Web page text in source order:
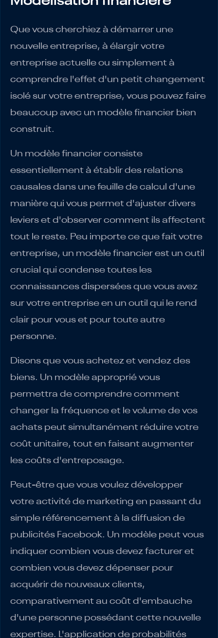
Que vous cherchiez à démarrer une
nouvelle entreprise, à élargir votre
entreprise actuelle ou simplement à
comprendre l'effet d'un petit changement
isolé sur votre entreprise, vous pouvez faire
beaucoup avec un modèle financier bien
construit.
Un modèle financier consiste
essentiellement à établir des relations
causales dans une feuille de calcul d'une
manière qui vous permet d'ajuster divers
leviers et d'observer comment ils affectent
tout le reste. Peu importe ce que fait votre
entreprise, un modèle financier est un outil
crucial qui condense toutes les
connaissances dispersées que vous avez
sur votre entreprise en un outil qui le rend
clair pour vous et pour toute autre
personne.
Disons que vous achetez et vendez des
biens. Un modèle approprié vous
permettra de comprendre comment
changer la fréquence et le volume de vos
achats peut simultanément réduire votre
coût unitaire, tout en faisant augmenter
les coûts d'entreposage.
Peut-être que vous voulez développer
votre activité de marketing en passant du
simple référencement à la diffusion de
publicités Facebook. Un modèle peut vous
indiquer combien vous devez facturer et
combien vous devez dépenser pour
acquérir de nouveaux clients,
comparativement au coût d'embauche
d'une personne possédant cette nouvelle
expertise. L'application de probabilités